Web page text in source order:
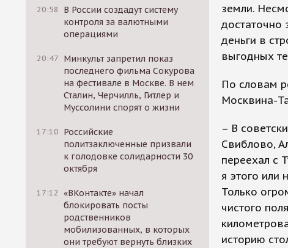
20:58
В России создадут систему
контроля за валютными
операциями
20:47 Минкульт запретил показ
последнего фильма Сокурова
на фестивале в Москве. В нем
Сталин, Черчилль, Гитлер и
Муссолини спорят о жизни
17:10 Российские
политзаключенные призвали
к голодовке солидарности 30
октября
17:12 «ВКонтакте» начал
блокировать посты
родственников
мобилизованных, в которых
они требуют вернуть близких
земли.
достаточно
деньги в
выгодных
По словам
Москвина-
– В
Свиблово,
переехал с
я этого или
Только
чистого
историю